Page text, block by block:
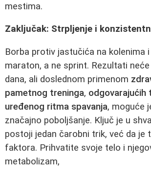
mestima.
Zaključak: Strpljenje i
Borba protiv jastučića na kolenima
maraton, a ne sprint. Rezultati
dana, ali doslednom primenom
pametnog treninga, odgovarajućih
uređenog ritma spavanja, moguće
značajno poboljšanje. Ključ je u
postoji jedan čarobni trik, već da je
faktora. Prihvatite svoje telo i
metabolizam,